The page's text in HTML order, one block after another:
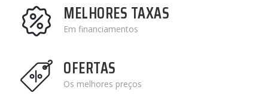
MELHORES TAXAS
Em financiamentos
OFERTAS
Os melhores preços